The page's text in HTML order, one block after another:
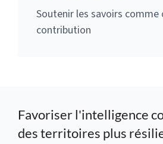
Soutenir les savoirs
contribution
Favoriser l'intelligence
des territoires plus